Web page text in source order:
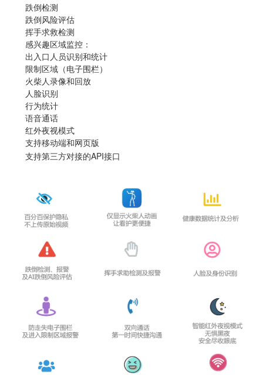
跌倒检测
跌倒风险评估
挥手求救检测
感兴趣区域监控：
出入口人员识别和统计
限制区域（电子围栏）
火柴人录像和回放
人脸识别
行为统计
语音通话
红外夜视模式
支持移动端和网页版
支持第三方对接的API接口